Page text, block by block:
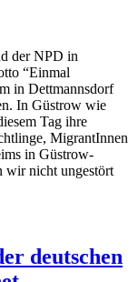
der NPD in
“Einmal
in Dettmannsdorf
In Güstrow wie
Tag ihre
MigrantInnen
in Güstrow-
wir nicht ungestört
deutschen